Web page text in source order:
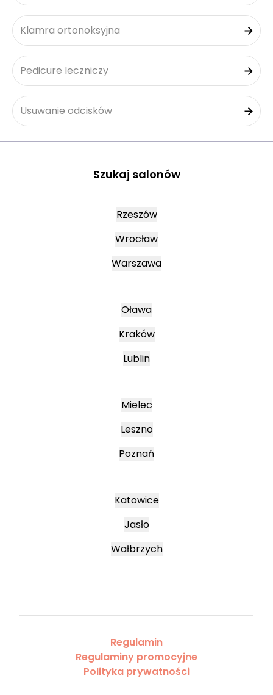
Klamra ortonoksyjna
Pedicure leczniczy
Usuwanie odcisków
Szukaj salonów
Rzeszów
Wrocław
Warszawa
Oława
Kraków
Lublin
Mielec
Leszno
Poznań
Katowice
Jasło
Wałbrzych
Regulamin
Regulaminy promocyjne
Polityka prywatności